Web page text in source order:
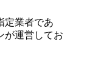
定業者であ
が運営してお